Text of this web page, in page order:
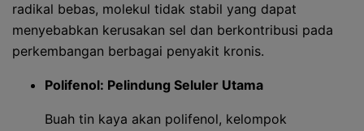
radikal bebas, molekul tidak stabil yang dapat
menyebabkan kerusakan sel dan berkontribusi pada
perkembangan berbagai penyakit kronis.
Polifenol: Pelindung Seluler Utama
Buah tin kaya akan polifenol, kelompok